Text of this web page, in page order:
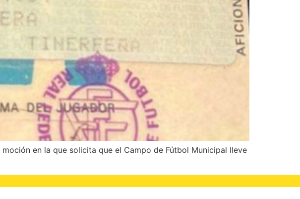
en la que solicita que el Campo de Fútbol Municipal lleve